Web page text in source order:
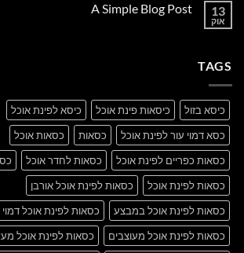
Just
13
אוק
A Simple Blog Post
TAGS
כיסא בזול כיסאות פינת אוכל
כיסא לפינת אוכל
כסא דמוי עור לפינת אוכל
כסאות
כסאות אוכל
כסאות כפריים לפינת אוכל
כסאות לחדר אוכל
כסאות לפינת אוכל
כסאות לפינת אוכל אורבן
כסאות לפינת אוכל במבצע
כסאות לפינת אוכל דמוי
כסאות לפינת אוכל מעוצבים
כסאות לפינת אוכל